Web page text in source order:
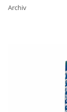
Archiv